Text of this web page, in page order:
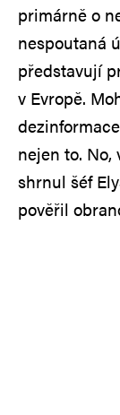
primárně o
nespoutaná
představují
v Evropě.
nejen to.
shrnul šéf
pověřil